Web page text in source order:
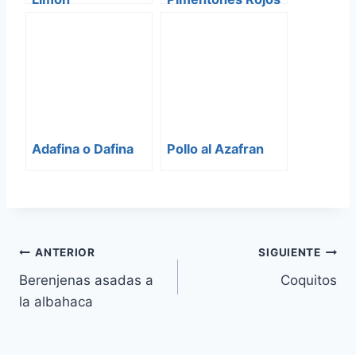
Adafina o Dafina Pollo al Azafran
Navegación
de
ANTERIOR
Berenjenas asadas a
la albahaca
SIGUIENTE
Coquitos